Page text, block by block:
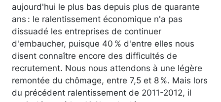
aujourd'hui le plus bas depuis plus de quarante
ans : le ralentissement économique n'a pas
dissuadé les entreprises de continuer
d'embaucher, puisque 40 % d'entre elles nous
disent connaître encore des difficultés de
recrutement. Nous nous attendons à une légère
remontée du chômage, entre 7,5 et 8 %. Mais lors
du précédent ralentissement de 2011-2012, il